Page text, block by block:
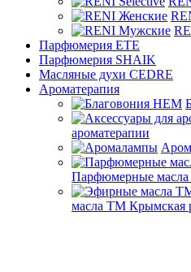
Парфюмерия ETE
Парфюмерия SHAIK
Масляные духи CEDRE
Ароматерапия
ароматерапии
Парфюмерные
масла ТМ Крымская